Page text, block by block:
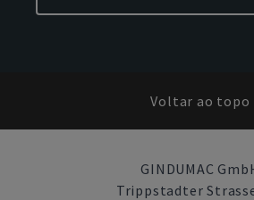
Voltar ao topo
GINDUMAC
Trippstadter